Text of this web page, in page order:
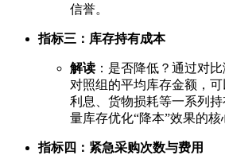
信誉。
指标三：库存持有成本
解读 ：是否降低？通过对
对照组的平均库存金额，
利息、货物损耗等一系列
量库存优化“降本”效果的核
指标四：紧急采购次数与费用